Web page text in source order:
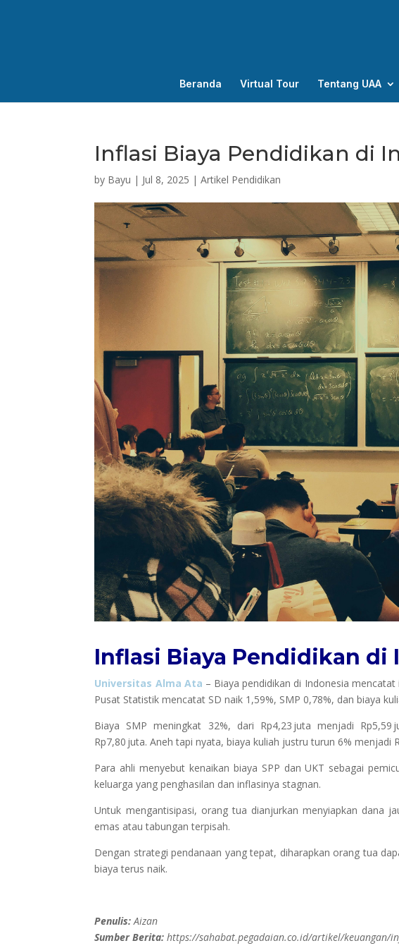
Beranda Virtual Tour Tentang UAA
Inflasi Biaya Pendidikan di
by Bayu | Jul 8, 2025 |Artikel Pendidikan
Inflasi Biaya Pendidikan di
Universitas Alma Ata – Biaya pendidikan di Indonesia
Pusat Statistik mencatat SD naik 1,59%, SMP 0,78%, dan biaya
Biaya SMP meningkat 32%, dari Rp4,23 juta menjadi
Rp7,80 juta. Aneh tapi nyata, biaya kuliah justru turun 6% menjadi
Para ahli menyebut kenaikan biaya SPP dan UKT sebagai
keluarga yang penghasilan dan inflasinya stagnan.
Untuk mengantisipasi, orang tua dianjurkan menyiapkan dana
emas atau tabungan terpisah.
Dengan strategi pendanaan yang tepat, diharapkan orang tua
biaya terus naik.
Penulis: Aizan
Sumber Berita:https://sahabat.pegadaian.co.id/artikel/keuangan/